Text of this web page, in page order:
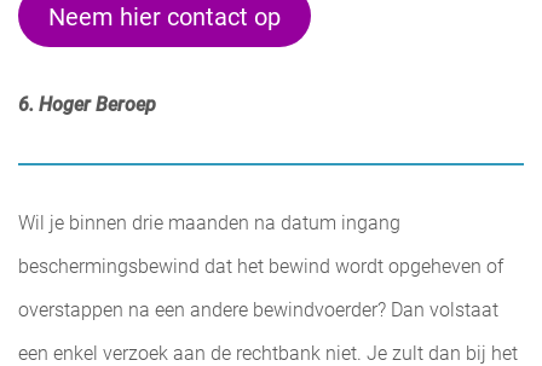
Neem hier contact op
6. Hoger Beroep
Wil je binnen drie maanden na datum ingang
beschermingsbewind dat het bewind wordt opgeheven of
overstappen na een andere bewindvoerder? Dan volstaat
een enkel verzoek aan de rechtbank niet. Je zult dan bij het